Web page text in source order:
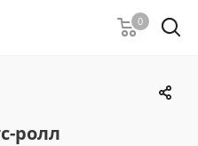
0
ролл